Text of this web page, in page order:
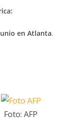
en Atlanta.
Foto: AFP